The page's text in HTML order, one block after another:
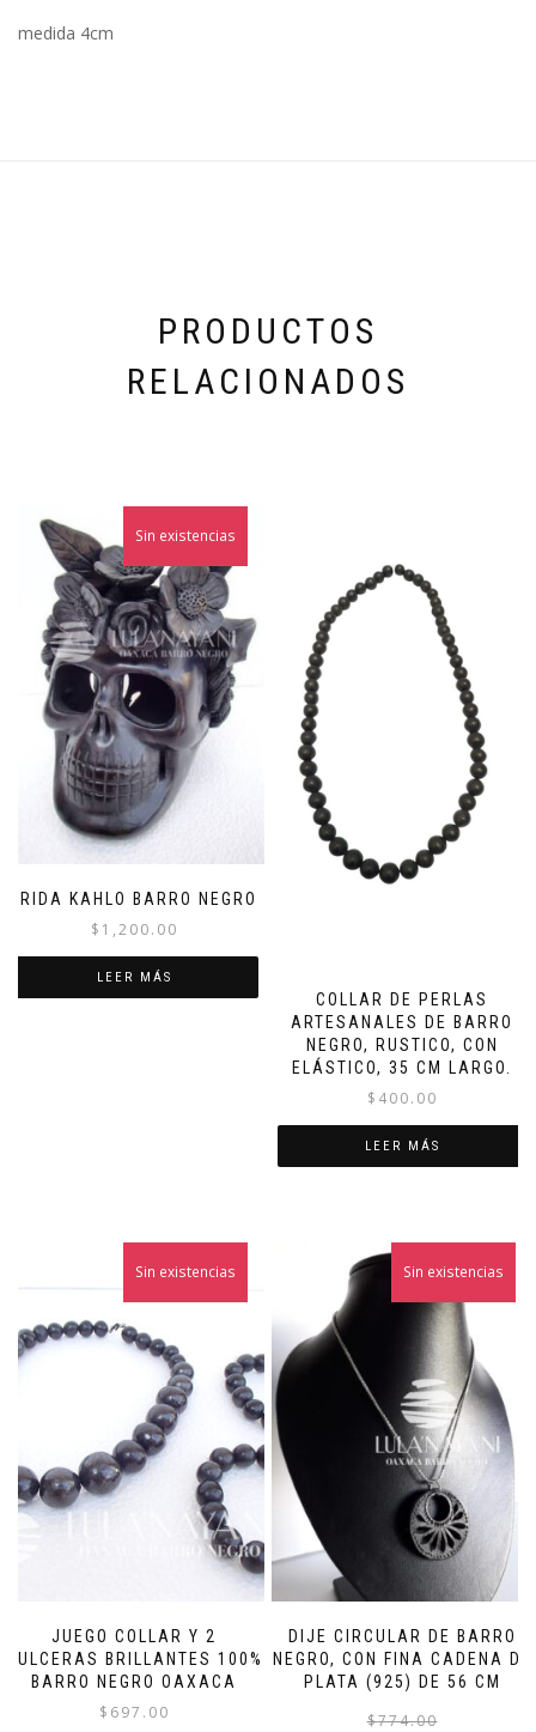
medida 4cm
PRODUCTOS
RELACIONADOS
FRIDA KAHLO BARRO NEGRO
$ 1,200.00
Sin existencias
LEER MÁS
COLLAR DE PERLAS
ARTESANALES DE BARRO
NEGRO, RUSTICO, CON
ELÁSTICO, 35 CM LARGO.
$ 400.00
LEER MÁS
JUEGO COLLAR Y 2
PULCERAS BRILLANTES 100%
BARRO NEGRO OAXACA
$ 697.00
Sin existencias
DIJE CIRCULAR DE BARRO
NEGRO, CON FINA CADENA DE
PLATA (925) DE 56 CM
¡Oferta!
$774.00
Sin existencias